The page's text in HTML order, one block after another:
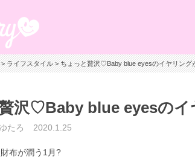
>ライフスタイル> ちょっと贅沢♡Baby blue eyesのイヤリング
沢♡Baby blue eyesのイ
たろ 2020.1.25
布が潤う 1 月?